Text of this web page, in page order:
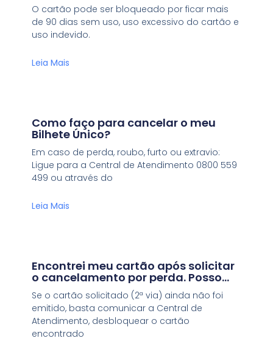
O cartão pode ser bloqueado por ficar mais
de 90 dias sem uso, uso excessivo do cartão e
uso indevido.
Leia Mais
Como faço para cancelar o meu
Bilhete Único?
Em caso de perda, roubo, furto ou extravio:
Ligue para a Central de Atendimento 0800 559
499 ou através do
Leia Mais
Encontrei meu cartão após solicitar
o cancelamento por perda. Posso
voltar a utilizá-lo?
Se o cartão solicitado (2ª via) ainda não foi
emitido, basta comunicar a Central de
Atendimento, desbloquear o cartão
encontrado